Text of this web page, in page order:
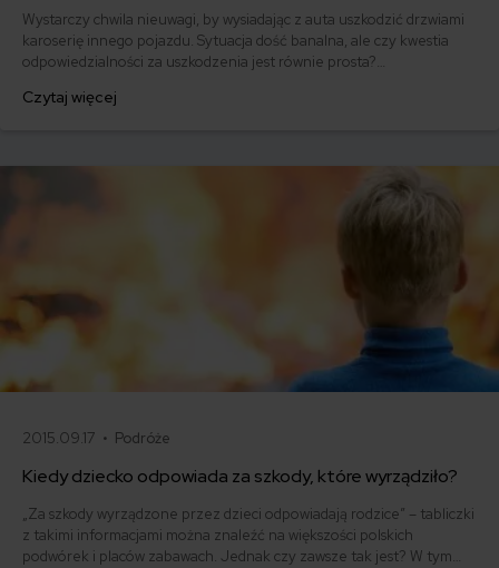
Wystarczy chwila nieuwagi, by wysiadając z auta uszkodzić drzwiami
karoserię innego pojazdu. Sytuacja dość banalna, ale czy kwestia
odpowiedzialności za uszkodzenia jest równie prosta?
ubezpieczyciel może odmówić wypłaty odszkodowania. Ale czy
Czytaj więcej
2015.09.17 • Podróże
Kiedy dziecko odpowiada za szkody, które wyrządziło?
„Za szkody wyrządzone przez dzieci odpowiadają rodzice” – tabliczki
z takimi informacjami można znaleźć na większości polskich
podwórek i placów zabawach. Jednak czy zawsze tak jest? W tym